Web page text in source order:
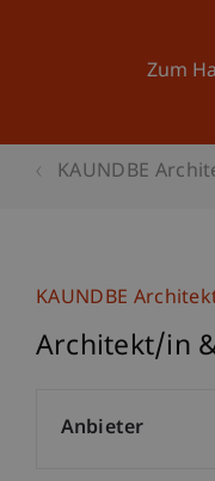
Zum
KAUNDBE
KAUNDBE
Architekt/in
Anbieter